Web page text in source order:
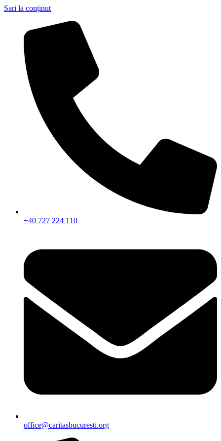
Sari la conținut
+40 727 224 110
office@caritasbucuresti.org